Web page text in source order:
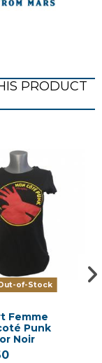
PRODUCT
of-Stock
Femme
Punk
Noir